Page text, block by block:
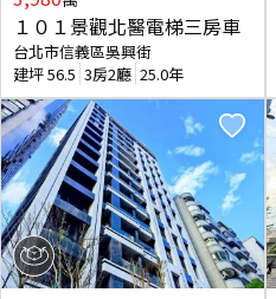
１０１景觀北醫電梯三房車
台北市信義區吳興街
建坪56.5 3房2廳 25.0年